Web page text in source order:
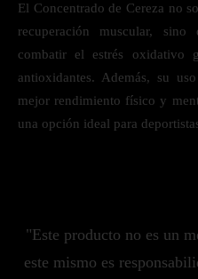
El Concentrado de Cereza no
recuperación muscular,
combatir el estrés oxidativo
antioxidantes. Además, su
mejor rendimiento físico y
una opción ideal para
"Este producto no es un
este mismo es